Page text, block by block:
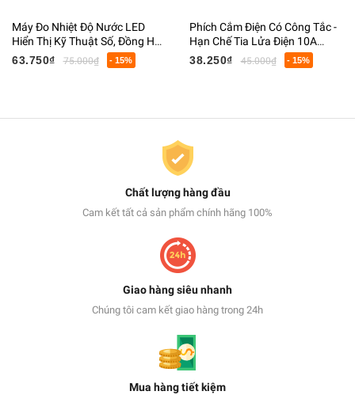
Máy Đo Nhiệt Độ Nước LED
Hiển Thị Kỹ Thuật Số, Đồng Hồ
Đo Nhiệt Độ Vòi Sen Thông
63.750₫ 75.000₫ - 15%
Phích Cắm Điện Có Công Tắc -
Hạn Chế Tia Lửa Điện 10A
250VCC
38.250₫ 45.000₫ - 15%
Chất lượng hàng đầu
Cam kết tất cả sản phẩm chính hãng 100%
Giao hàng siêu nhanh
Chúng tôi cam kết giao hàng trong 24h
Mua hàng tiết kiệm